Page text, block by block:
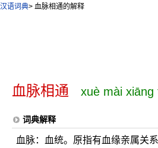
汉语词典> 血脉相通的解释
血脉相通 xuè mài xiāng
词典解释
血脉：血统。原指有血缘亲属关